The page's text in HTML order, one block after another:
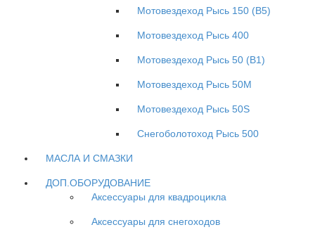
Мотовездеход Рысь 150 (B5)
Мотовездеход Рысь 400
Мотовездеход Рысь 50 (B1)
Мотовездеход Рысь 50M
Мотовездеход Рысь 50S
Снегоболотоход Рысь 500
МАСЛА И СМАЗКИ
ДОП.ОБОРУДОВАНИЕ
Аксессуары для квадроцикла
Аксессуары для снегоходов